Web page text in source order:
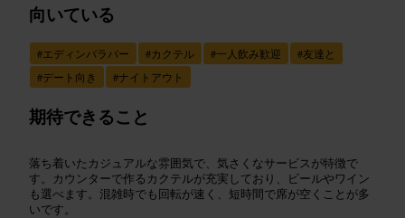
向いている
#エディンバラバー #カクテル #一人飲み歓迎 #友達と
#デート向き #ナイトアウト
期待できること
落ち着いたカジュアルな雰囲気で、気さくなサービスが特徴で
す。カウンターで作るカクテルが充実しており、ビールやワイン
も選べます。混雑時でも回転が速く、短時間で席が空くことが多
いです。